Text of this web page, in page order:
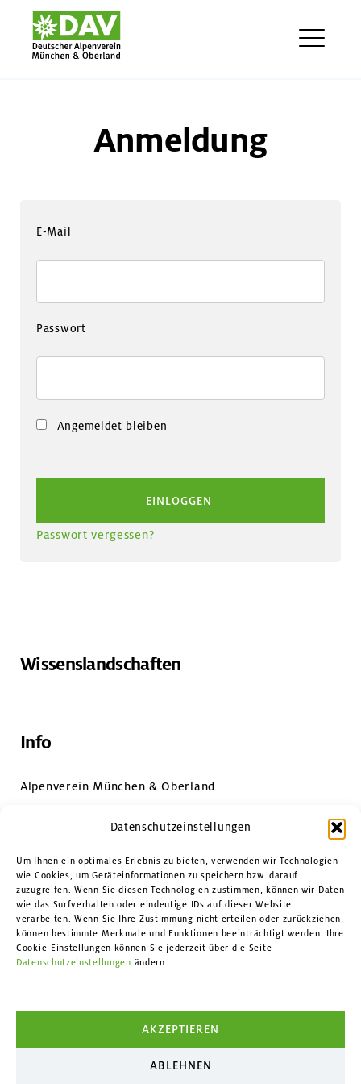
Datenschutzeinstellungen
Um Ihnen ein optimales Erlebnis zu bieten, verwenden wir Technologien
wie Cookies, um Geräteinformationen zu speichern bzw. darauf
zuzugreifen. Wenn Sie diesen Technologien zustimmen, können wir Daten
wie das Surfverhalten oder eindeutige IDs auf dieser Website
verarbeiten. Wenn Sie Ihre Zustimmung nicht erteilen oder zurückziehen,
können bestimmte Merkmale und Funktionen beeinträchtigt werden. Ihre
Cookie-Einstellungen können Sie jederzeit über die Seite
Datenschutzeinstellungen ändern.
AKZEPTIEREN
ABLEHNEN
content
DAV München & Oberland E-
Learning
Anmeldung
E-Mail
Passwort
Angemeldet bleiben
Alternative:
Passwort vergessen?
Wissenslandschaften
Info
Alpenverein München & Oberland
Kontakt
Facebook